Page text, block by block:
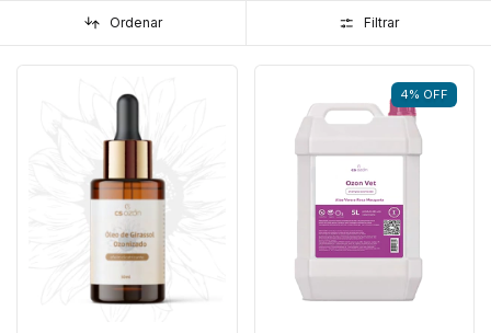
Ordenar Filtrar
4% OFF